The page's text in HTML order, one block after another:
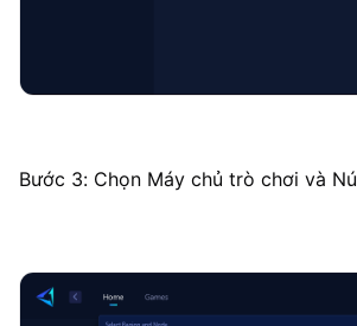
Bước 3: Chọn Máy chủ trò chơi và